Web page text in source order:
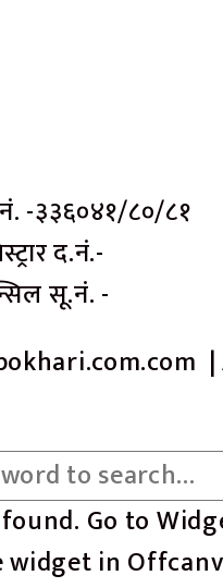
-३३६०४१/८०/८१
द.नं.-
सू.नं. -
Go to
widget in